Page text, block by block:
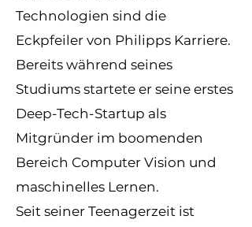
Technologien sind die
Eckpfeiler von Philipps Karriere.
Bereits während seines
Studiums startete er seine erstes
Deep-Tech-Startup als
Mitgründer im boomenden
Bereich Computer Vision und
maschinelles Lernen.
Seit seiner Teenagerzeit ist